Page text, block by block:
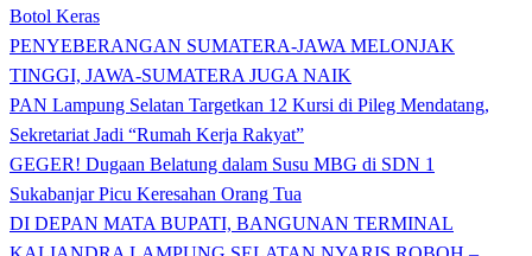
Botol Keras
PENYEBERANGAN SUMATERA-JAWA MELONJAK
TINGGI, JAWA-SUMATERA JUGA NAIK
PAN Lampung Selatan Targetkan 12 Kursi di Pileg Mendatang,
Sekretariat Jadi “Rumah Kerja Rakyat”
GEGER! Dugaan Belatung dalam Susu MBG di SDN 1
Sukabanjar Picu Keresahan Orang Tua
DI DEPAN MATA BUPATI, BANGUNAN TERMINAL